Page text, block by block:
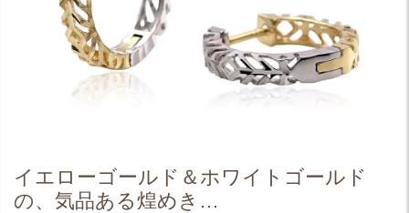
イエローゴールド＆ホワイトゴールド
の、気品ある煌めき…